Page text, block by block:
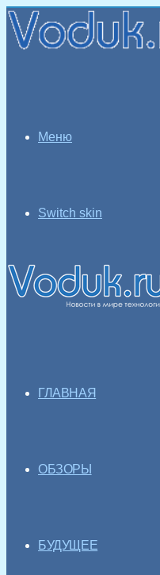
Меню
Switch skin
ГЛАВНАЯ
ОБЗОРЫ
БУДУЩЕЕ